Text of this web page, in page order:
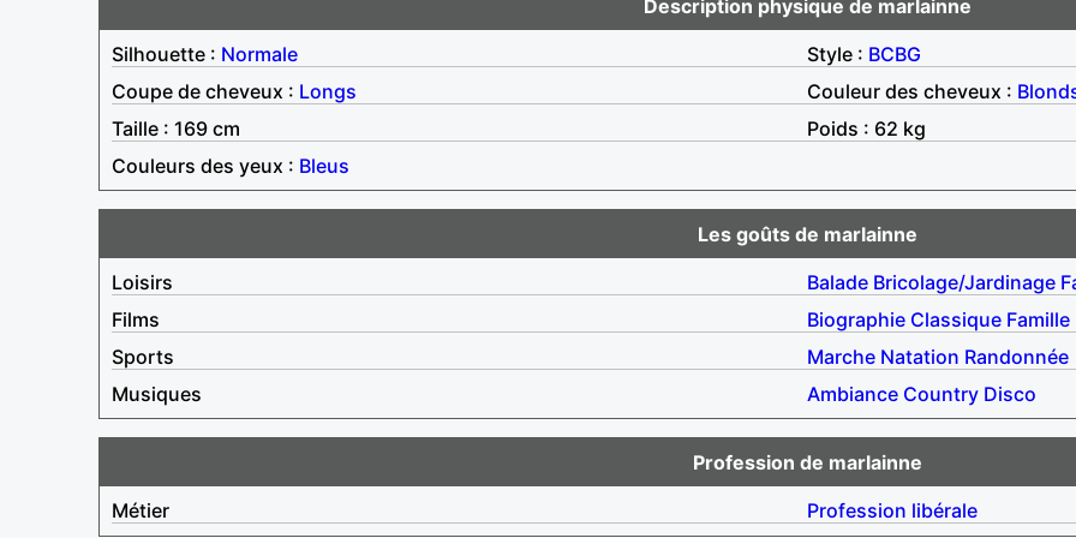
Description physique de marlainne
Silhouette : Normale Style : BCBG
Coupe de cheveux : Longs Couleur des cheveux :
Taille : 169 cm
Poids : 62 kg
Couleurs des yeux : Bleus
Les goûts de marlainne
Loisirs
Balade Bricolage/Jardinage
Films
Biographie Classique Famille
Sports
Marche Natation Randonnée
Musiques
Ambiance Country Disco
Profession de marlainne
Métier
Profession libérale